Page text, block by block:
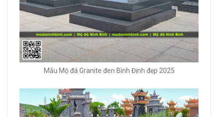
Mẫu Mộ đá Granite đen Bình Định đẹp 2025